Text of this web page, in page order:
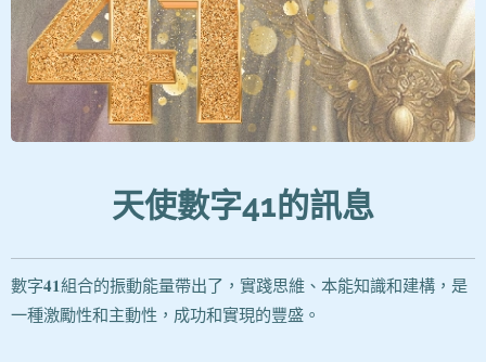
天使數字41的訊息
數字𝟒𝟏組合的振動能量帶出了，實踐思維、本能知識和建構，是
一種激勵性和主動性，成功和實現的豐盛。